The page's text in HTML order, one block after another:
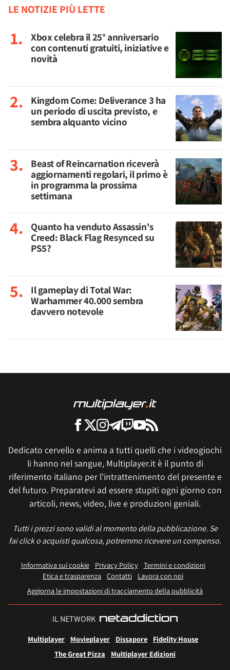
LE NOTIZIE PIÙ LETTE
Xbox celebra il 25° anniversario
con contenuti gratuiti, iniziative e
novità
Kingdom Come: Deliverance 3 ha
un periodo di uscita previsto, e
sembra alquanto vicino
Beast of Reincarnation riceverà
aggiornamenti regolari, il primo è
in programma la prossima
settimana
Quanto ha venduto Assassin's
Creed: Black Flag Resynced su
PS5?
Il gameplay di Total War:
Warhammer 40.000 sembra
davvero notevole
Dedicato cervello e anima a tutti quelli che i videogiochi
li hanno nel sangue, Multiplayer.it è il punto di
riferimento italiano per l'intrattenimento del presente e
del futuro. Preparatevi ad essere stupiti ogni giorno con
articoli, news, video, live e produzioni geniali.
Tutti i prezzi sono validi al momento della pubblicazione. Se
fai click o acquisti qualcosa, potremmo ricevere un compenso.
Informativa sui cookie Privacy Policy
Termini e condizioni
Etica e trasparenza Contatti
Lavora con noi
Aggiorna le impostazioni di tracciamento della pubblicità
IL NETWORK
Multiplayer Movieplayer Dissapore
Fidelity House
The Great Pizza
Multiplayer Edizioni